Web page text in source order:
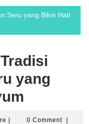
Seru yang Bikin Hati
yang
Papsiondtore
0 Comment